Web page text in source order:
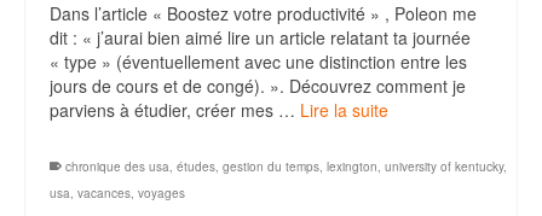
Dans l’article « Boostez votre productivité » , Poleon me
dit : « j’aurai bien aimé lire un article relatant ta journée
« type » (éventuellement avec une distinction entre les
jours de cours et de congé). ». Découvrez comment je
parviens à étudier, créer mes … Lire la suite
chronique des usa, études, gestion du temps, lexington, university of kentucky,
usa, vacances, voyages